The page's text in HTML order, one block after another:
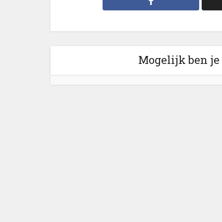
Mogelijk ben